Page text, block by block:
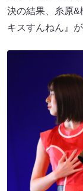
決の結果、糸原&
キスすんねん』